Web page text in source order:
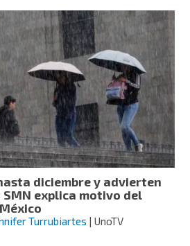
diciembre y advierten
explica motivo del
Turrubiartes | UnoTV